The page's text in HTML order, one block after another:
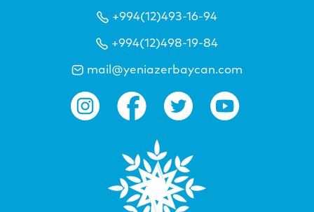
+994(12)493-16-94
+994(12)498-19-84
mail@yeniazerbaycan.com